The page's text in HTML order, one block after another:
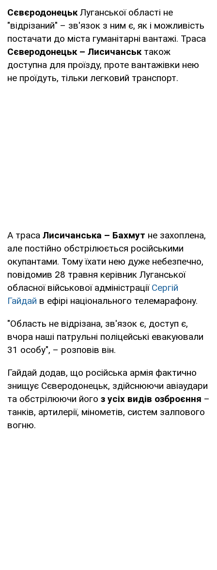
СєвєродонецькЛуганської області не
"відрізаний" – зв'язок з ним є, як і можливість
постачати до міста гуманітарні вантажі. Траса
Сєверодонецьк – Лисичанськтакож
доступна для проїзду, проте вантажівки нею
не проїдуть, тільки легковий транспорт.
А траса Лисичанська – Бахмут не захоплена,
але постійно обстрілюється російськими
окупантами. Тому їхати нею дуже небезпечно,
повідомив 28 травня керівник Луганської
обласної військової адміністрації Сергій
Гайдай в ефірі національного телемарафону.
"Область не відрізана, зв'язок є, доступ є,
вчора наші патрульні поліцейські евакуювали
31 особу", – розповів він.
Гайдай додав, що російська армія фактично
знищує Сєверодонецьк, здійснюючи авіаудари
та обстрілюючи його з усіх видів озброєння –
танків, артилерії, мінометів, систем залпового
вогню.